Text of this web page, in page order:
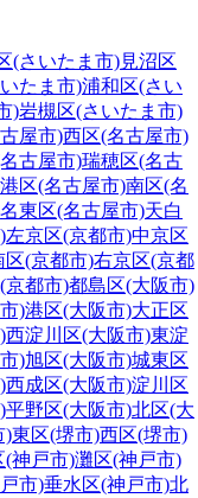
(さいたま市)見沼区
たま市)浦和区(さい
)岩槻区(さいたま市)
屋市)西区(名古屋市)
古屋市)瑞穂区(名古
港区(名古屋市)南区(名
名東区(名古屋市)天白
左京区(京都市)中京区
区(京都市)右京区(京都
京都市)都島区(大阪市)
)港区(大阪市)大正区
西淀川区(大阪市)東淀
)旭区(大阪市)城東区
西成区(大阪市)淀川区
平野区(大阪市)北区(大
)東区(堺市)西区(堺市)
(神戸市)灘区(神戸市)
市)垂水区(神戸市)北